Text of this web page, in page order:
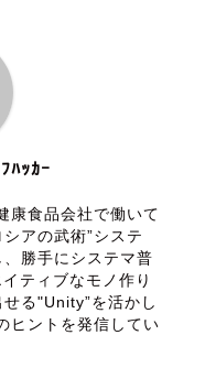
ﾊｯｶｰ
康食品会社で働いて
アの武術”システ
勝手にシステマ普
ティブなモノ作り
る"Unity”を活かし
ヒントを発信してい